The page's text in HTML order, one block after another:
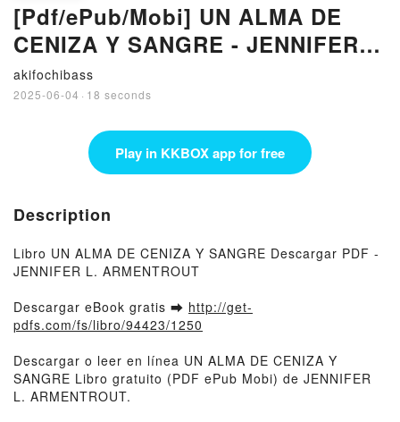
[Pdf/ePub/Mobi] UN ALMA DE
CENIZA Y SANGRE - JENNIFER
L. ARMENTROUT descargar
ebook gratis
akifochibass
2025-06-04 · 18 seconds
Play in KKBOX app for free
Description
Libro UN ALMA DE CENIZA Y SANGRE Descargar PDF -
JENNIFER L. ARMENTROUT
Descargar eBook gratis ➡ http://get-
pdfs.com/fs/libro/94423/1250
Descargar o leer en línea UN ALMA DE CENIZA Y
SANGRE Libro gratuito (PDF ePub Mobi) de JENNIFER
L. ARMENTROUT.